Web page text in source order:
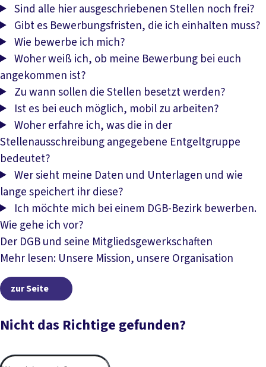
Sind alle hier ausgeschriebenen Stellen noch frei?
Gibt es Bewerbungsfristen, die ich einhalten muss?
Wie bewerbe ich mich?
Woher weiß ich, ob meine Bewerbung bei euch
angekommen ist?
Zu wann sollen die Stellen besetzt werden?
Ist es bei euch möglich, mobil zu arbeiten?
Woher erfahre ich, was die in der
Stellenausschreibung angegebene Entgeltgruppe
bedeutet?
Wer sieht meine Daten und Unterlagen und wie
lange speichert ihr diese?
Ich möchte mich bei einem DGB-Bezirk bewerben.
Wie gehe ich vor?
Der DGB und seine Mitgliedsgewerkschaften
Mehr lesen: Unsere Mission, unsere Organisation
zur Seite zur Seite
Nicht das Richtige gefunden?